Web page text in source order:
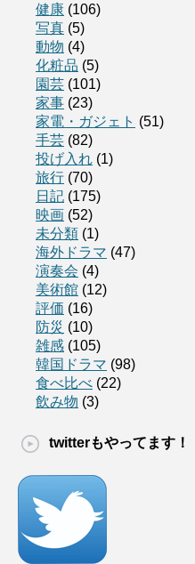
健康 (106)
写真 (5)
動物 (4)
化粧品 (5)
園芸 (101)
家事 (23)
家電・ガジェト (51)
手芸 (82)
投げ入れ (1)
旅行 (70)
日記 (175)
映画 (52)
未分類 (1)
海外ドラマ (47)
演奏会 (4)
美術館 (12)
評価 (16)
防災 (10)
雑感 (105)
韓国ドラマ (98)
食べ比べ (22)
飲み物 (3)
twitterもやってます！